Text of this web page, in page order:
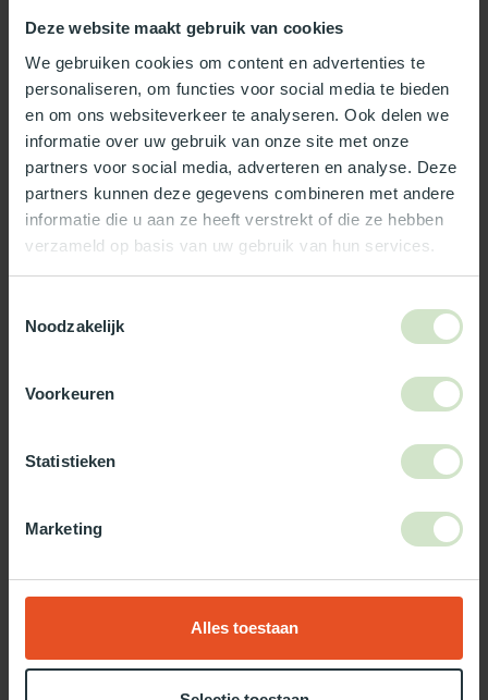
Deze website maakt gebruik van cookies
We gebruiken cookies om content en advertenties te
personaliseren, om functies voor social media te bieden
en om ons websiteverkeer te analyseren. Ook delen we
informatie over uw gebruik van onze site met onze
partners voor social media, adverteren en analyse. Deze
partners kunnen deze gegevens combineren met andere
informatie die u aan ze heeft verstrekt of die ze hebben
verzameld op basis van uw gebruik van hun services.
Noodzakelijk
Voorkeuren
Statistieken
Marketing
Alles toestaan
Productomschrijving
Reviews
Gratis bezorging in Nederland, m.u.v. de Waddeneilanden
3-5 werkdagen levertijd
glas/zonwerend/
Gebruik onze daglicht keuzehulp!
Gebruik dan onze daglicht keuzehulp!